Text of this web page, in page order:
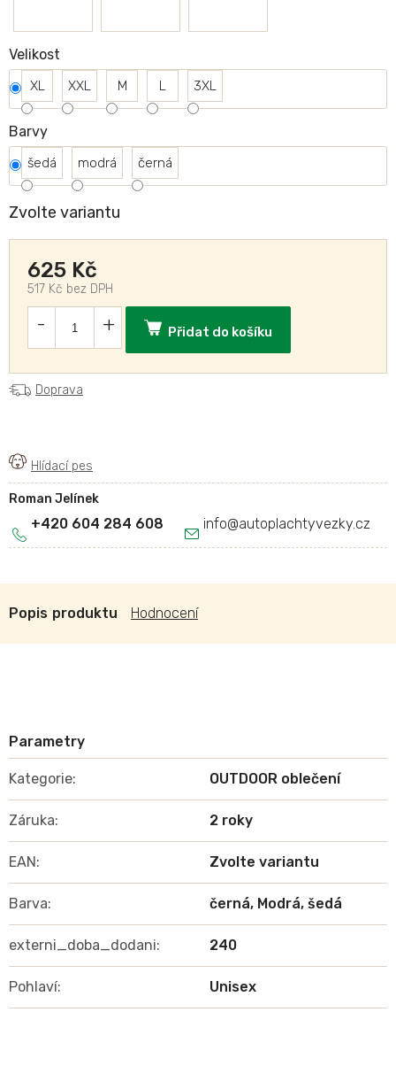
Zvolte variantu
Velikost
XL XXL M L 3XL
Barvy
šedá modrá černá
625 Kč
517 Kč bez DPH
Přidat do košíku
Roman Jelínek
info@autoplachtyvezky.cz
+420 604 284 608
Doprava
Popis Hodnocení
Kategorie: OUTDOOR oblečení
Záruka: 2 roky
EAN: Zvolte variantu
Barva: černá, Modrá, šedá
externi_doba_dodani: 240
Pohlaví: Unisex